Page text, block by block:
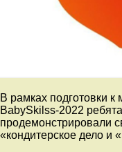
В рамках подготовки
BabySkilss-2022
продемонстрировали
«кондитерское дело и